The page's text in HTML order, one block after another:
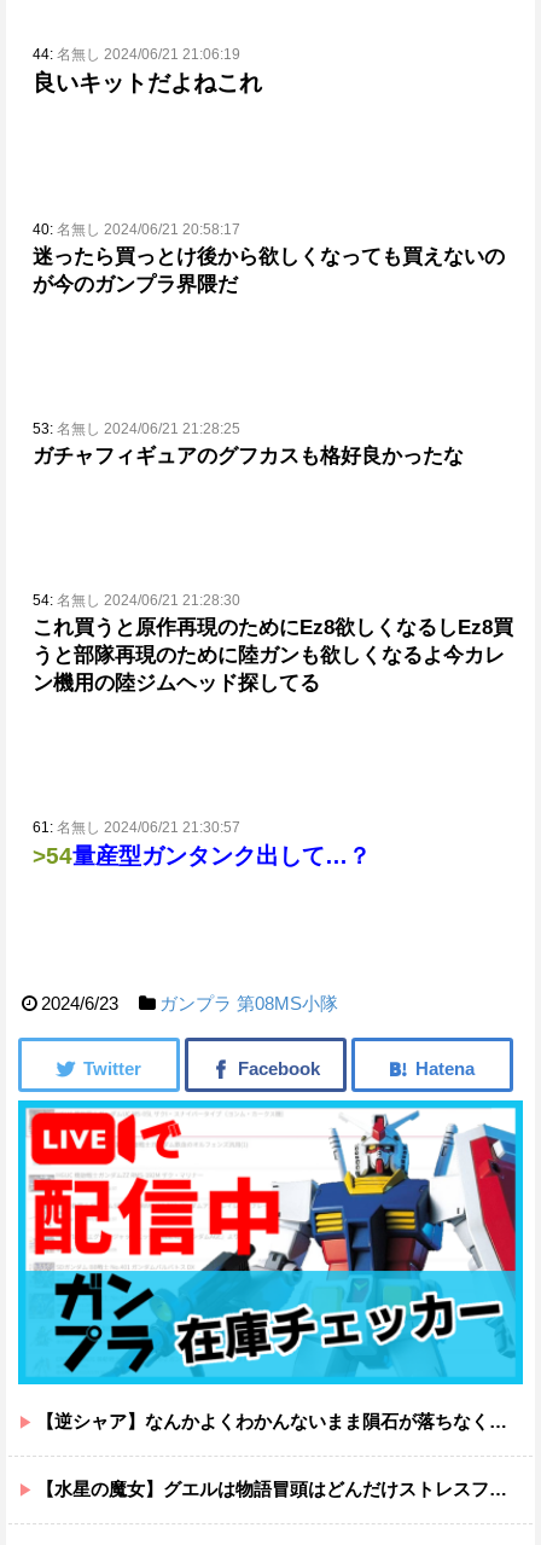
44: 名無し 2024/06/21 21:06:19
良いキットだよねこれ
40: 名無し 2024/06/21 20:58:17
迷ったら買っとけ後から欲しくなっても買えないの
が今のガンプラ界隈だ
53: 名無し 2024/06/21 21:28:25
ガチャフィギュアのグフカスも格好良かったな
54: 名無し 2024/06/21 21:28:30
これ買うと原作再現のためにEz8欲しくなるしEz8買
うと部隊再現のために陸ガンも欲しくなるよ今カレ
ン機用の陸ジムヘッド探してる
61: 名無し 2024/06/21 21:30:57
>54量産型ガンタンク出して…？
2024/6/23 ガンプラ 第08MS小隊
【逆シャア】なんかよくわかんないまま隕石が落ちなくていい感じに終わった作品ｗｗｗｗｗｗ
【水星の魔女】グエルは物語冒頭はどんだけストレスフルだったんだよ…ってなる